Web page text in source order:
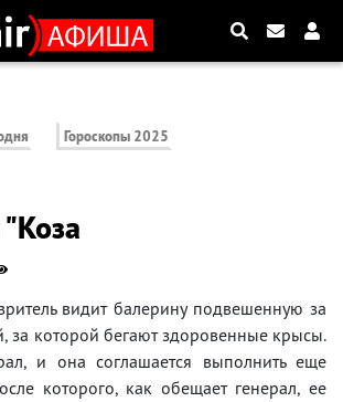
Гороскопы 2025
видит балерину подвешенную за
за которой бегают здоровенные крысы.
и она соглашается выполнить еще
которого, как обещает генерал, ее